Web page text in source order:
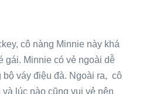
cô nàng Minnie này khá
gái. Minnie có vẻ ngoài dễ
váy điệu đà. Ngoài ra, cô
lúc nào cũng vui vẻ nên